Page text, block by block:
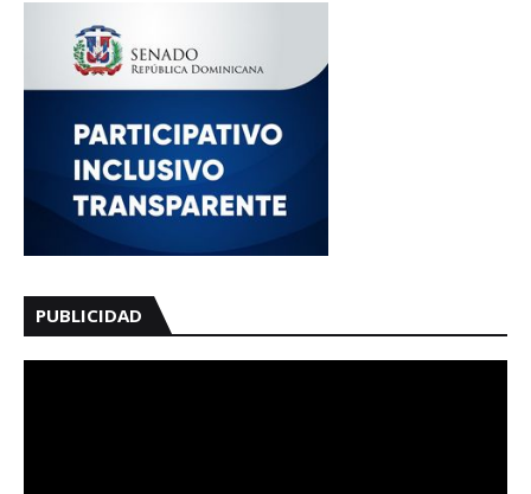
PUBLICIDAD